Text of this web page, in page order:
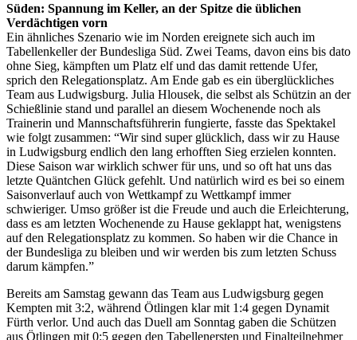
Süden: Spannung im Keller, an der Spitze die üblichen
Verdächtigen vorn
Ein ähnliches Szenario wie im Norden ereignete sich auch im
Tabellenkeller der Bundesliga Süd. Zwei Teams, davon eins bis dato
ohne Sieg, kämpften um Platz elf und das damit rettende Ufer,
sprich den Relegationsplatz. Am Ende gab es ein überglückliches
Team aus Ludwigsburg. Julia Hlousek, die selbst als Schützin an der
Schießlinie stand und parallel an diesem Wochenende noch als
Trainerin und Mannschaftsführerin fungierte, fasste das Spektakel
wie folgt zusammen: “Wir sind super glücklich, dass wir zu Hause
in Ludwigsburg endlich den lang erhofften Sieg erzielen konnten.
Diese Saison war wirklich schwer für uns, und so oft hat uns das
letzte Quäntchen Glück gefehlt. Und natürlich wird es bei so einem
Saisonverlauf auch von Wettkampf zu Wettkampf immer
schwieriger. Umso größer ist die Freude und auch die Erleichterung,
dass es am letzten Wochenende zu Hause geklappt hat, wenigstens
auf den Relegationsplatz zu kommen. So haben wir die Chance in
der Bundesliga zu bleiben und wir werden bis zum letzten Schuss
darum kämpfen.”
Bereits am Samstag gewann das Team aus Ludwigsburg gegen
Kempten mit 3:2, während Ötlingen klar mit 1:4 gegen Dynamit
Fürth verlor. Und auch das Duell am Sonntag gaben die Schützen
aus Ötlingen mit 0:5 gegen den Tabellenersten und Finalteilnehmer